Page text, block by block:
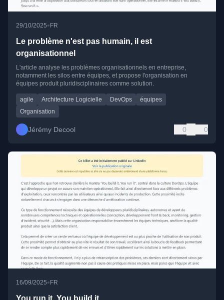
29/10/2025•FR
Le problème n'est pas humain, il est
organisationnel
L'article analyse les problèmes organisationnels en entreprise,
notamment les silos entre équipes, et propose l'organisation en
équipes produit pluridisciplinaires comme solution.
agile Architecture Logicielle DevOps
équipes
Organisation
Jérémy Decool 0 0
16/09/2025• FR
You run it, You build it